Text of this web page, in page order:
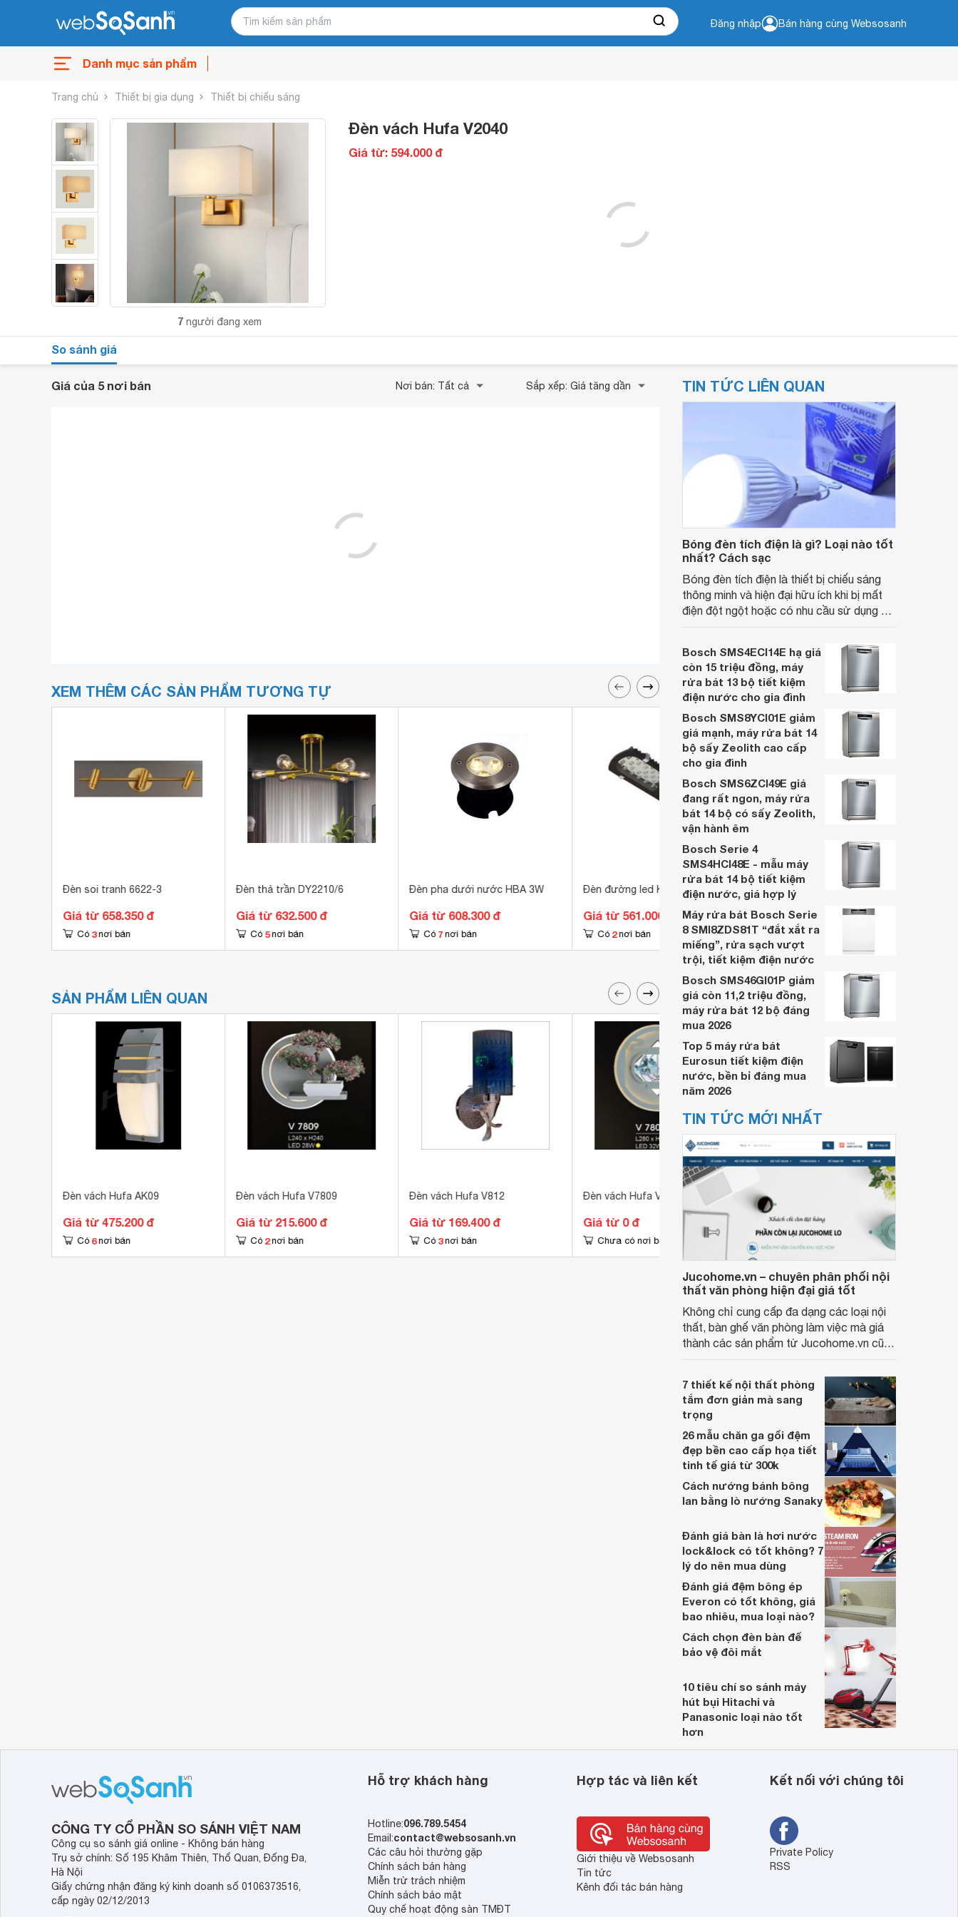
Đăng nhập Bán hàng cùng Websosanh
Danh mục sản phẩm
Trang chủ Thiết bị gia dụng Thiết bị chiếu sáng
7 người đang xem
Đèn vách Hufa V2040
Giá từ: 594.000 đ
So sánh giá
Giá của 5 nơi bán Nơi bán: Tất cả Sắp xếp: Giá tăng dần
XEM THÊM CÁC SẢN PHẨM TƯƠNG TỰ
Đèn soi tranh 6622-3
Giá từ 658.350 đ
Có 3 nơi bán
Đèn thả trần DY2210/6
Giá từ 632.500 đ
Có 5 nơi bán
Đèn pha dưới nước HBA 3W
Giá từ 608.300 đ
Có 7 nơi bán
Đèn đường led KLF24
Giá từ 561.000 đ
Có 2 nơi bán
Đèn soi tranh 6621-3
Giá từ 577.500 đ
Có 1 nơi bán
SẢN PHẨM LIÊN QUAN
Đèn vách Hufa AK09
Giá từ 475.200 đ
Có 6 nơi bán
Đèn vách Hufa V7809
Giá từ 215.600 đ
Có 2 nơi bán
Đèn vách Hufa V812
Giá từ 169.400 đ
Có 3 nơi bán
Đèn vách Hufa V7807
Giá từ 0 đ
Chưa có nơi bán
Đèn vách Hufa V937
Giá từ 284.900 đ
nơi bán
TIN TỨC LIÊN QUAN
Bóng đèn tích điện là gì? Loại nào tốt
nhất? Cách sạc
Bóng đèn tích điện là thiết bị chiếu sáng
thông minh và hiện đại hữu ích khi bị mất
điện đột ngột hoặc có nhu cầu sử dụng đi
gì? Loại nào tốt nhất và cách sạc bóng
đèn tích điện qua bài viết sau.
Bosch SMS4ECI14E hạ giá
còn 15 triệu đồng, máy
rửa bát 13 bộ tiết kiệm
điện nước cho gia đình
Bosch SMS8YCI01E giảm
giá mạnh, máy rửa bát 14
bộ sấy Zeolith cao cấp
cho gia đình
Bosch SMS6ZCI49E giá
đang rất ngon, máy rửa
bát 14 bộ có sấy Zeolith,
vận hành êm
Bosch Serie 4
SMS4HCI48E - mẫu máy
rửa bát 14 bộ tiết kiệm
điện nước, giá hợp lý
Máy rửa bát Bosch Serie
8 SMI8ZDS81T “đắt xắt ra
miếng”, rửa sạch vượt
trội, tiết kiệm điện nước
Bosch SMS46GI01P giảm
giá còn 11,2 triệu đồng,
máy rửa bát 12 bộ đáng
mua 2026
Top 5 máy rửa bát
Eurosun tiết kiệm điện
nước, bền bỉ đáng mua
năm 2026
TIN TỨC MỚI NHẤT
Jucohome.vn – chuyên phân phối nội
thất văn phòng hiện đại giá tốt
Không chỉ cung cấp đa dạng các loại nội
thất, bàn ghế văn phòng làm việc mà giá
thành các sản phẩm từ Jucohome.vn cũng
7 thiết kế nội thất phòng
tắm đơn giản mà sang
trọng
26 mẫu chăn ga gối đệm
đẹp bền cao cấp họa tiết
tinh tế giá từ 300k
Cách nướng bánh bông
lan bằng lò nướng Sanaky
Đánh giá bàn là hơi nước
lock&lock có tốt không? 7
lý do nên mua dùng
Đánh giá đệm bông ép
Everon có tốt không, giá
bao nhiêu, mua loại nào?
Cách chọn đèn bàn để
bảo vệ đôi mắt
10 tiêu chí so sánh máy
hút bụi Hitachi và
Panasonic loại nào tốt
hơn
CÔNG TY CỔ PHẦN SO SÁNH VIỆT NAM
Công cụ so sánh giá online - Không bán hàng
Trụ sở chính: Số 195 Khâm Thiên, Thổ Quan, Đống Đa,
Hà Nội
Giấy chứng nhận đăng ký kinh doanh số 0106373516,
cấp ngày 02/12/2013
Hỗ trợ khách hàng
Hotline:096.789.5454
Email:contact@websosanh.vn
Các câu hỏi thường gặp
Chính sách bán hàng
Miễn trừ trách nhiệm
Chính sách bảo mật
Quy chế hoạt động sàn TMĐT
Hợp tác và liên kết
Giới thiệu về Websosanh
Tin tức
Kênh đối tác bán hàng
Kết nối với chúng tôi
Private Policy
RSS